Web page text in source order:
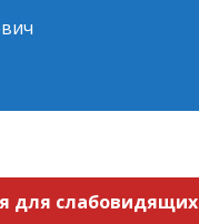
для слабовидящих